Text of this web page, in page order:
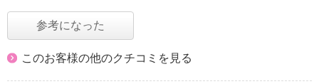
参考になった
このお客様の他のクチコミを見る